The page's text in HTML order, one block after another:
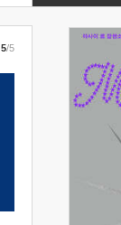
5/5